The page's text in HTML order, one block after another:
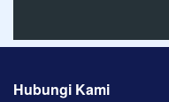
Hubungi Kami